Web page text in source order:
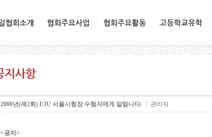
2008년(제2회) EJU 서울시험장 수험자에게 알립니다. 관리자
<공지>